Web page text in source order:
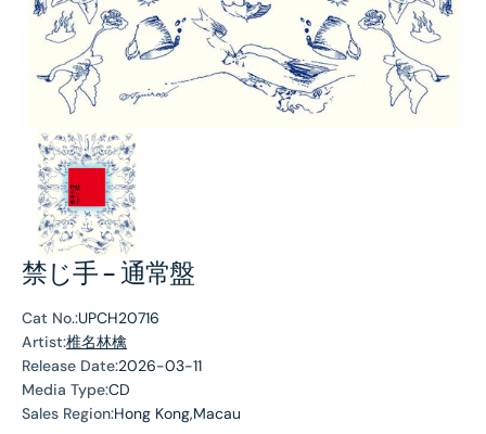
禁じ手 - 通常盤
Cat No.:UPCH20716
Artist:椎名林檎
Release Date:2026-03-11
Media Type:CD
Sales Region:Hong Kong,Macau